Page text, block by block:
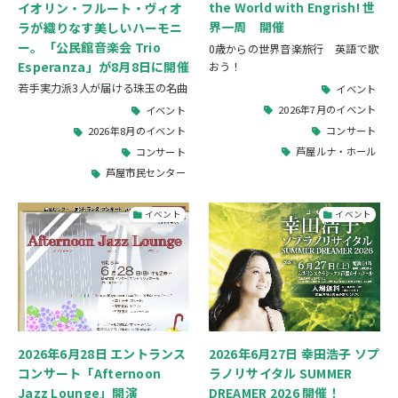
イオリン・フルート・ヴィオ
ラが織りなす美しいハーモニ
ー。「公民館音楽会 Trio
Esperanza」が8月8日に開催
若手実力派3人が届ける珠玉の名曲
イベント
2026年8月のイベント
コンサート
芦屋市民センター
the World with Engrish! 世
界一周 開催
0歳からの世界音楽旅行 英語で歌
おう！
イベント
2026年7月のイベント
コンサート
芦屋ルナ・ホール
イベント
2026年6月28日 エントランス
コンサート「Afternoon
Jazz Lounge」開演
イベント
2026年6月27日 幸田浩子 ソプ
ラノリサイタル SUMMER
DREAMER 2026 開催！